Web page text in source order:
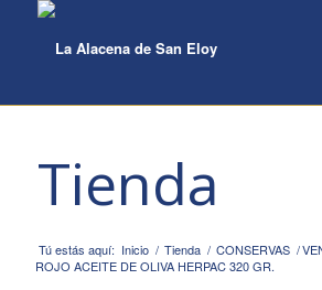
Tienda
Tú estás aquí: Inicio / Tienda / CONSERVAS /
ROJO ACEITE DE OLIVA HERPAC 320 GR.